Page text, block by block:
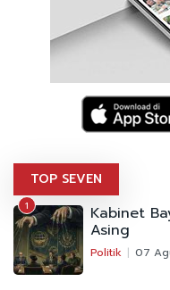
TOP SEVEN
1 Kabinet
Asing
Politik 07